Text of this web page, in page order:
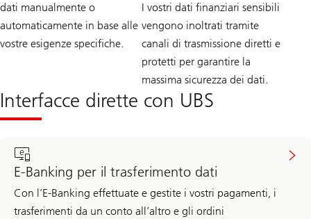
dati manualmente o
automaticamente in base alle
vostre esigenze specifiche.
I vostri dati finanziari sensibili
vengono inoltrati tramite
canali di trasmissione diretti e
protetti per garantire la
massima sicurezza dei dati.
Interfacce dirette con UBS
E-Banking per il trasferimento dati
Con l’E-Banking effettuate e gestite i vostri pagamenti, i
trasferimenti da un conto all’altro e gli ordini